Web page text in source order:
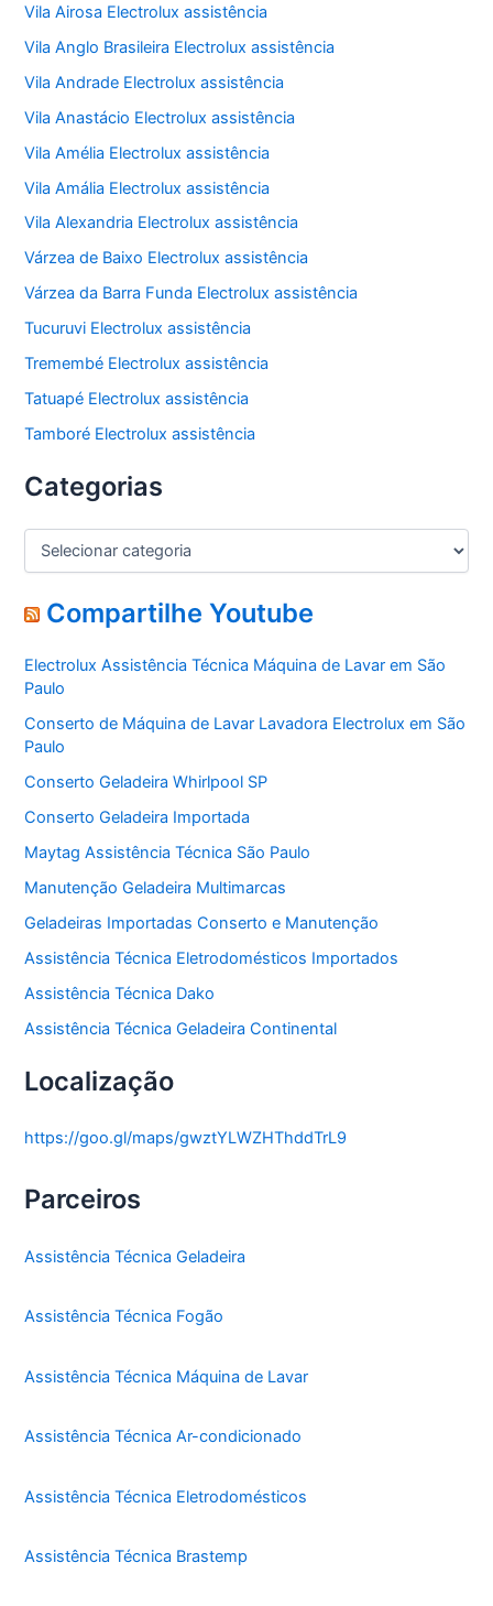
Vila Airosa Electrolux assistência
Vila Anglo Brasileira Electrolux assistência
Vila Andrade Electrolux assistência
Vila Anastácio Electrolux assistência
Vila Amélia Electrolux assistência
Vila Amália Electrolux assistência
Vila Alexandria Electrolux assistência
Várzea de Baixo Electrolux assistência
Várzea da Barra Funda Electrolux assistência
Tucuruvi Electrolux assistência
Tremembé Electrolux assistência
Tatuapé Electrolux assistência
Tamboré Electrolux assistência
Categorias
C
e
g
r
i
a
s
Compartilhe Youtube
Electrolux Assistência Técnica Máquina de Lavar em São
Paulo
Conserto de Máquina de Lavar Lavadora Electrolux em São
Paulo
Conserto Geladeira Whirlpool SP
Conserto Geladeira Importada
Maytag Assistência Técnica São Paulo
Manutenção Geladeira Multimarcas
Geladeiras Importadas Conserto e Manutenção
Assistência Técnica Eletrodomésticos Importados
Assistência Técnica Dako
Assistência Técnica Geladeira Continental
Localização
https://goo.gl/maps/gwztYLWZHThddTrL9
Parceiros
Assistência Técnica Geladeira
Assistência Técnica Fogão
Assistência Técnica Máquina de Lavar
Assistência Técnica Ar-condicionado
Assistência Técnica Eletrodomésticos
Assistência Técnica Brastemp